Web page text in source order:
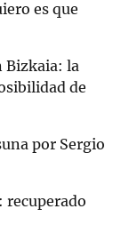
es que
Bizkaia: la
de
por Sergio
recuperado